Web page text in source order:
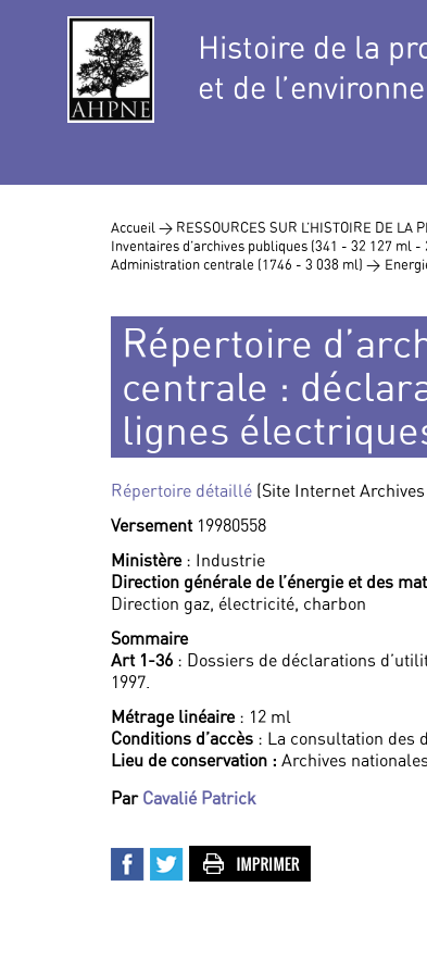
Histoire de la
et de
Accueil > RESSOURCES SUR L’HISTOIRE DE LA
Inventaires d’archives publiques (341 - 32 127 ml
Administration centrale (1746 - 3 038 ml) >
Répertoire
centrale :
lignes
Répertoire détaillé (Site Internet
Versement 19980558
Ministère: Industrie
Direction générale de l’énergie et des
Direction gaz, électricité, charbon
Sommaire
Art 1-36 : Dossiers de déclarations
1997.
Métrage linéaire: 12 ml
Conditions d’accès : La consultation des
Lieu de conservation : Archives nationales
Par Cavalié Patrick